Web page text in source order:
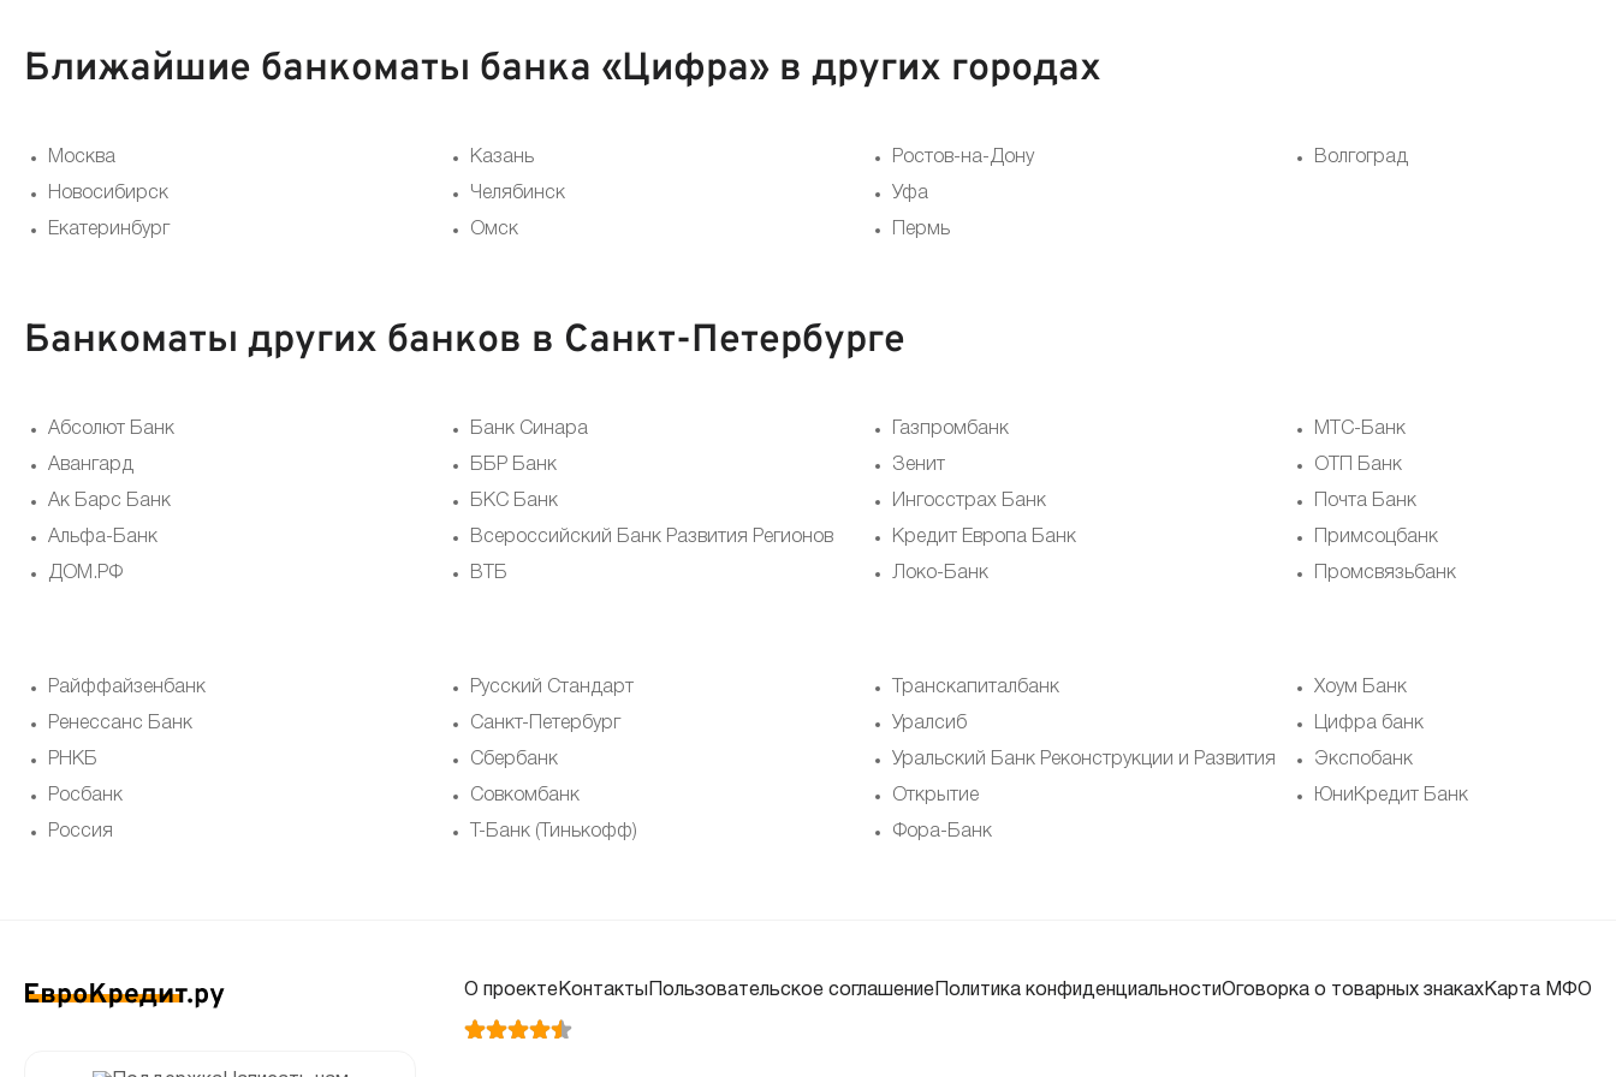
Ближайшие банкоматы банка «Цифра» в других городах
Москва
Новосибирск
Екатеринбург
Казань
Челябинск
Омск
Ростов-на-Дону
Уфа
Пермь
Волгоград
Банкоматы других банков в Санкт-Петербурге
Абсолют Банк
Авангард
Ак Барс Банк
Альфа-Банк
ДОМ.РФ
Банк Синара
ББР Банк
БКС Банк
Всероссийский Банк Развития Регионов
ВТБ
Газпромбанк
Зенит
Ингосстрах Банк
Кредит Европа Банк
Локо-Банк
МТС-Банк
ОТП Банк
Почта Банк
Примсоцбанк
Промсвязьбанк
Райффайзенбанк
Ренессанс Банк
РНКБ
Росбанк
Россия
Русский Стандарт
Санкт-Петербург
Сбербанк
Совкомбанк
Т-Банк (Тинькофф)
Транскапиталбанк
Уралсиб
Уральский Банк Реконструкции и Развития
Открытие
Фора-Банк
Хоум Банк
Цифра банк
Экспобанк
ЮниКредит Банк
О проекте Контакты Пользовательское соглашение Политика конфиденциальностиОговорка о товарных знаках Карта МФО